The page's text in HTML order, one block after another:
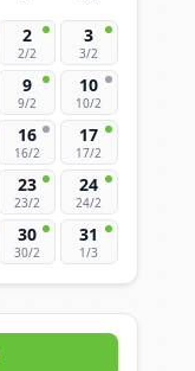
2
2/2
3
3/2
9
9/2
10
10/2
16
16/2
17
17/2
23
23/2
24
24/2
30
30/2
31
1/3